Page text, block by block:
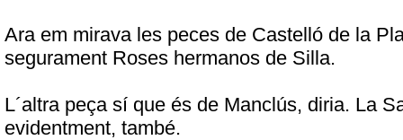
Ara em mirava les peces de Castelló de la
segurament Roses hermanos de Silla.
L´altra peça sí que és de Manclús, diria. La
evidentment, també.